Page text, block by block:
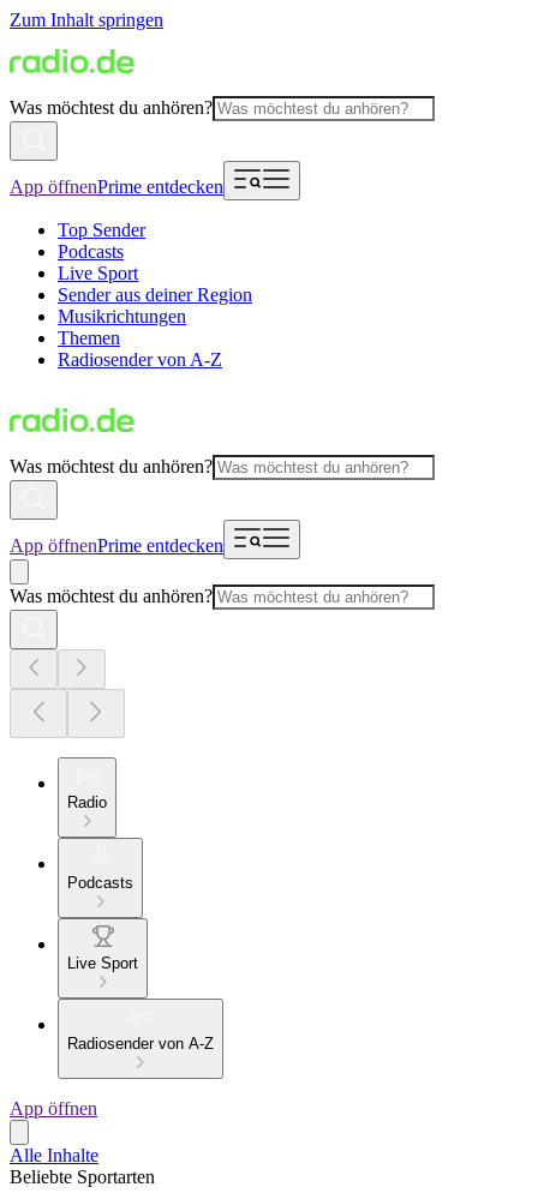
Zum Inhalt springen
Was möchtest du anhören?
App öffnenPrime entdecken
Top Sender
Podcasts
Live Sport
Sender aus deiner Region
Musikrichtungen
Themen
Radiosender von A-Z
Was möchtest du anhören?
App öffnenPrime entdecken
Was möchtest du anhören?
Radio
Podcasts
Live Sport
Radiosender von A-Z
App öffnen
Alle Inhalte
Beliebte Sportarten